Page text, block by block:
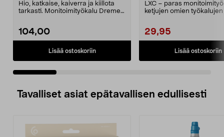
osaa
Hio, katkaise, kaiverra ja kiillota
tarkasti. Monitoimityökalu Dremel
104,00
Lisää ostoskoriin
Cocraft LXC
LXC – paras
ketjujen omien
29,95
Lisää ostoskoriin
Tavalliset asiat epätavallisen edullisesti